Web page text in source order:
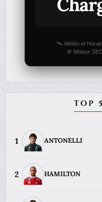
🛰️ Météo et
⚙️ Moteur
TOP
1 ANTONELLI
2 HAMILTON